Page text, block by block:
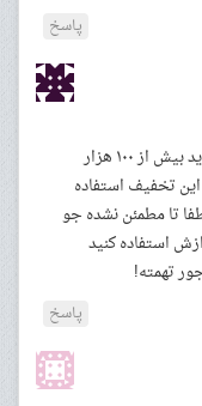
پاسخ
با سلام من از کد استفاده کردم برای خرید بیش از ۱۰۰ هزار
تخفیف استفاده
تا مطمئن نشده جو
استفاده کنید
تهمته!
پاسخ